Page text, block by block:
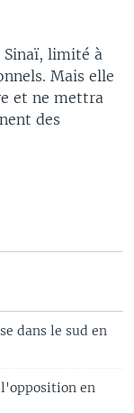
limité à
Mais elle
et ne mettra
des
dans le sud en
en